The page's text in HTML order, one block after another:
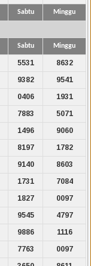
Sabtu Minggu
Sabtu Minggu
5531
8632
9382
9541
0406
1931
7883
5071
1496
9060
8197
1782
9140
8603
1731
7084
1827
0097
9545
4797
9886
1116
7763
0097